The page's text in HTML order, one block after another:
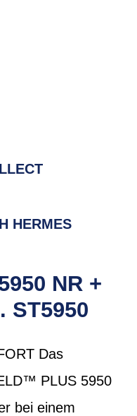
HERMES
NR +
ST5950
Das
PLUS 5950
bei einem